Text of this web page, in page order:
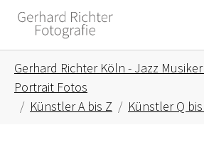
Skip to main content
Skip to page footer
Gerhard Richter Köln - Jazz
Portrait Fotos
Künstler A bis Z
Künstler Q